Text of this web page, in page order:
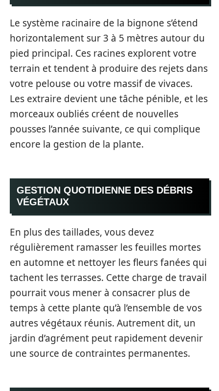
Le système racinaire de la bignone s’étend
horizontalement sur 3 à 5 mètres autour du
pied principal. Ces racines explorent votre
terrain et tendent à produire des rejets dans
votre pelouse ou votre massif de vivaces.
Les extraire devient une tâche pénible, et les
morceaux oubliés créent de nouvelles
pousses l’année suivante, ce qui complique
encore la gestion de la plante.
GESTION QUOTIDIENNE DES DÉBRIS
VÉGÉTAUX
En plus des taillades, vous devez
régulièrement ramasser les feuilles mortes
en automne et nettoyer les fleurs fanées qui
tachent les terrasses. Cette charge de travail
pourrait vous mener à consacrer plus de
temps à cette plante qu’à l’ensemble de vos
autres végétaux réunis. Autrement dit, un
jardin d’agrément peut rapidement devenir
une source de contraintes permanentes.